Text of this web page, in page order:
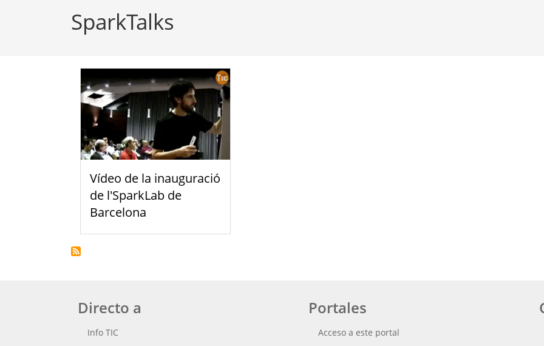
SparkTalks
Vídeo de la inauguració
de l'SparkLab de
Barcelona
Directo a
Info TIC
Portales
Acceso a este portal